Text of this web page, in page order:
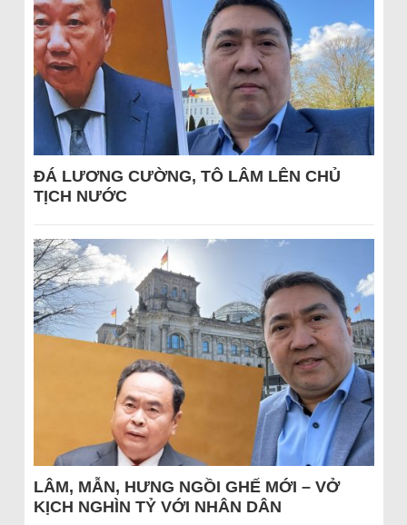
ĐÁ LƯƠNG CƯỜNG, TÔ LÂM LÊN CHỦ
TỊCH NƯỚC
LÂM, MẪN, HƯNG NGỒI GHẾ MỚI – VỞ
KỊCH NGHÌN TỶ VỚI NHÂN DÂN